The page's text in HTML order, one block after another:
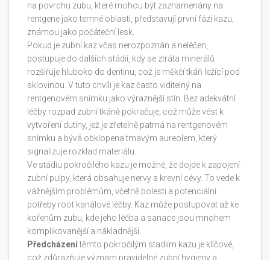
na povrchu zubu, které mohou být zaznamenány na
rentgene jako temné oblasti, představují první fázi kazu,
známou jako počáteční lesk.
Pokud je zubní kaz včas nerozpoznán a neléčen,
postupuje do dalších stádií, kdy se ztráta minerálů
rozšiřuje hluboko do dentinu, což je měkčí tkáň ležící pod
sklovinou. V tuto chvíli je kaz často viditelný na
rentgenovém snímku jako výraznější stín. Bez adekvátní
léčby rozpad zubní tkáně pokračuje, což může vést k
vytvoření dutiny, jež je zřetelně patrná na rentgenovém
snímku a bývá obklopena tmavým aureolem, který
signalizuje rozklad materiálu.
Ve stádiu pokročilého kazu je možné, že dojde k zapojení
zubní pulpy, která obsahuje nervy a krevní cévy. To vede k
vážnějším problémům, včetně bolesti a potenciální
potřeby root kanálové léčby. Kaz může postupovat až ke
kořenům zubu, kde jeho léčba a sanace jsou mnohem
komplikovanější a nákladnější.
Předcházenítěmto pokročilým stadiím kazu je klíčové,
což zdůrazňuje význam pravidelné zubní hygieny a